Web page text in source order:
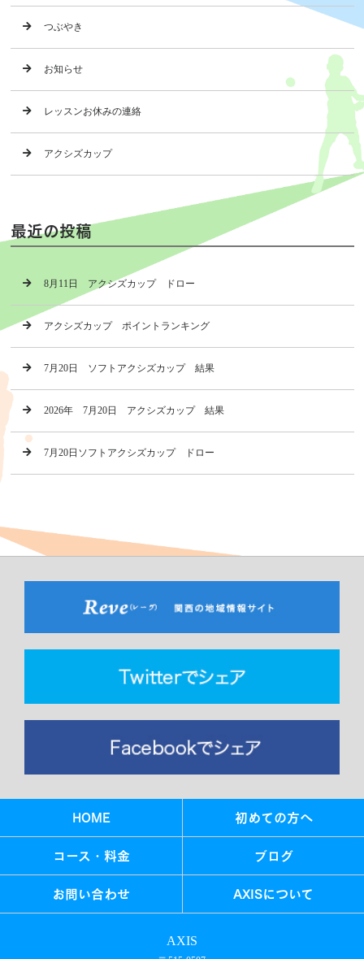
つぶやき
お知らせ
レッスンお休みの連絡
アクシズカップ
最近の投稿
8月11日 アクシズカップ ドロー
アクシズカップ ポイントランキング
7月20日 ソフトアクシズカップ 結果
2026年 7月20日 アクシズカップ 結果
7月20日ソフトアクシズカップ ドロー
HOME 初めての方へ
コース・料金 ブログ
お問い合わせ AXISについて
AXIS